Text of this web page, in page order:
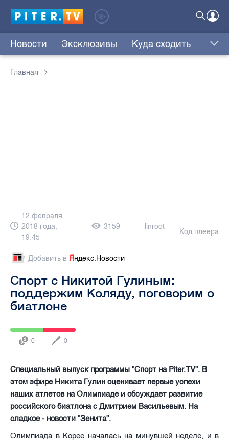
Новости Эксклюзивы Куда сходить
Главная
12 февраля
2018 года,
19:45
3159 linroot
Код плеера
Добавить в Яндекс.Новости
Спорт с Никитой Гулиным:
поддержим Коляду, поговорим о
биатлоне
0 0
Специальный выпуск программы "Спорт на Piter.TV". В
этом эфире Никита Гулин оценивает первые успехи
наших атлетов на Олимпиаде и обсуждает развитие
российского биатлона с Дмитрием Васильевым. На
сладкое - новости "Зенита".
Олимпиада в Корее началась на минувшей неделе, и в